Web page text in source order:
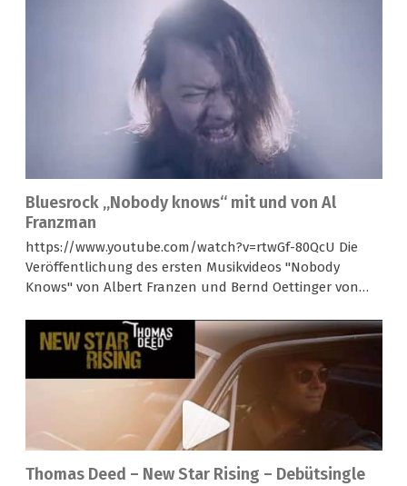
Bluesrock „Nobody knows“ mit und von Al
Franzman
https://www.youtube.com/watch?v=rtwGf-80QcU Die
Veröffentlichung des ersten Musikvideos "Nobody
Knows" von Albert Franzen und Bernd Oettinger von…
Thomas Deed – New Star Rising – Debütsingle